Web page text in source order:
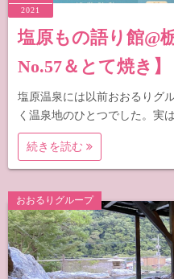
2021
塩原もの語り館@
No.57＆とて焼き】
塩原温泉には以前おおるりグ
く温泉地のひとつでした。実
続きを読む
おおるりグループ